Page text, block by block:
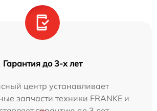
Гарантия до 3-х лет
центр устанавливает
запчасти техники FRANKE и